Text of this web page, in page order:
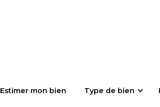
Estimer mon bien Type de bien